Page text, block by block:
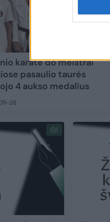
karate do meistrai
pasaulio taurės
4 aukso medalius
26
1